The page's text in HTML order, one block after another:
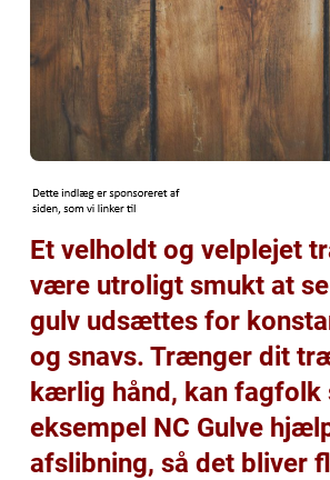
Et velholdt og velplejet
være utroligt smukt at
gulv udsættes for
og snavs. Trænger dit
kærlig hånd, kan fagfolk
eksempel NC Gulve
afslibning, så det bliver